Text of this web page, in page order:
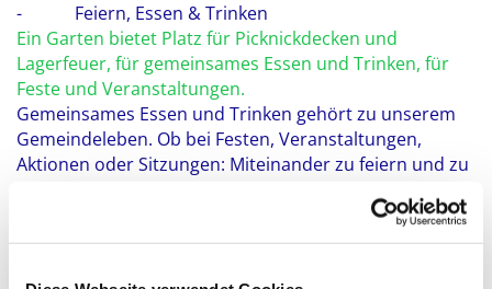
- Feiern, Essen & Trinken
Ein Garten bietet Platz für Picknickdecken und
Lagerfeuer, für gemeinsames Essen und Trinken, für
Feste und Veranstaltungen.
Gemeinsames Essen und Trinken gehört zu unserem
Gemeindeleben. Ob bei Festen, Veranstaltungen,
Aktionen oder Sitzungen: Miteinander zu feiern und zu
Alltag vielleicht nie treffen würden. Sie nehmen sich in